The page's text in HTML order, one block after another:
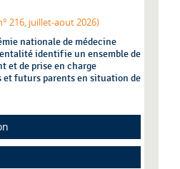
216, juillet-aout 2026)
nationale de médecine
identifie un ensemble de
et de prise en charge
futurs parents en situation de